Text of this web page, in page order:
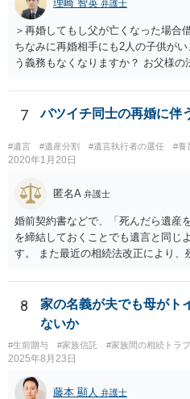
理崎 智英 弁護士
＞再婚してもし父が亡くなった場合
ちなみに再婚相手にも2人の子供が
う義務もなくなりますか？ お父様
戸籍がどこにあるのかは関係ありま
たことを知ってから３か月以内に
7 バツイチ同士の再婚に伴
#遺言 #遺産分割 #遺言執行者の選任 #養
2020年1月20日
匿名A 弁護士
婚前契約書などで、「死んだら遺産
を締結しておくことでも遺言と同じ
す。 また最近の相続法改正により
で、その制度を活用する方法も考え
視野に入れておられる場合は、お
弁護士にご相談なさるとよいでしょう
8
家の名義が夫でも母がト
ないか
#生前贈与 #家族信託 #家族間の相続トラ
2025年8月23日
藤本 顯人 弁護士